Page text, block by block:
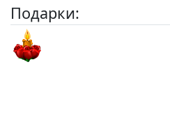
Подарки: